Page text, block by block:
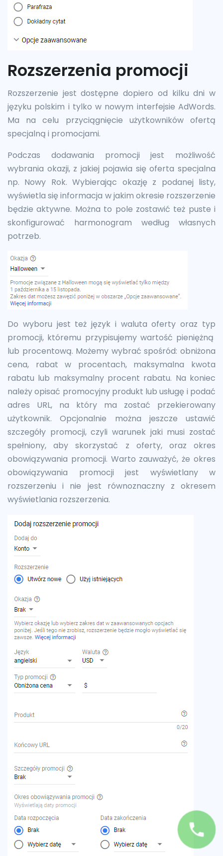
Rozszerzenia promocji
Rozszerzenie jest dostępne dopiero od kilku dni w
języku polskim i tylko w nowym interfejsie AdWords.
Ma na celu przyciągnięcie użytkowników ofertą
specjalną i promocjami.
Podczas dodawania promocji jest możliwość
wybrania okazji, z jakiej pojawia się oferta specjalna
np. Nowy Rok. Wybierając okazję z podanej listy,
wyświetla się informacja w jakim okresie rozszerzenie
będzie aktywne. Można to pole zostawić też puste i
skonfigurować harmonogram według własnych
potrzeb.
Do wyboru jest też język i waluta oferty oraz typ
promocji, któremu przypisujemy wartość pieniężną
lub procentową. Możemy wybrać spośród: obniżona
cena, rabat w procentach, maksymalna kwota
rabatu lub maksymalny procent rabatu. Na koniec
należy opisać promocyjny produkt lub usługę i podać
adres URL, na który ma zostać przekierowany
użytkownik. Opcjonalnie można jeszcze ustawić
szczegóły promocji, czyli warunek jaki musi zostać
spełniony, aby skorzystać z oferty, oraz okres
obowiązywania promocji. Warto zauważyć, że okres
obowiązywania promocji jest wyświetlany w
rozszerzeniu i nie jest równoznaczny z okresem
wyświetlania rozszerzenia.